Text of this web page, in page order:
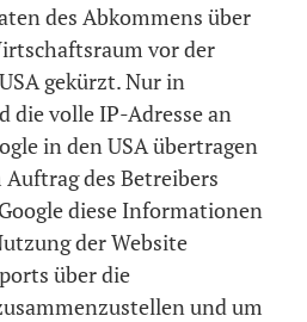
des Abkommens über
vor der
gekürzt. Nur in
die volle IP-Adresse an
in den USA übertragen
des Betreibers
diese Informationen
der Website
über die
und um